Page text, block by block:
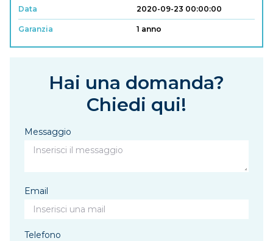
Data 2020-09-23 00:00:00
Garanzia 1 anno
Hai una domanda?
Chiedi qui!
Messaggio
Email
Telefono